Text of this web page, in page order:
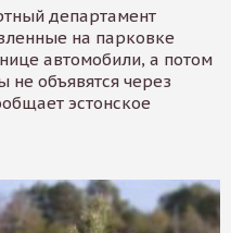
департамент
на парковке
автомобили, а потом
не объявятся через
эстонское